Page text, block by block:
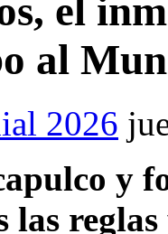
el
al
2026
y
las